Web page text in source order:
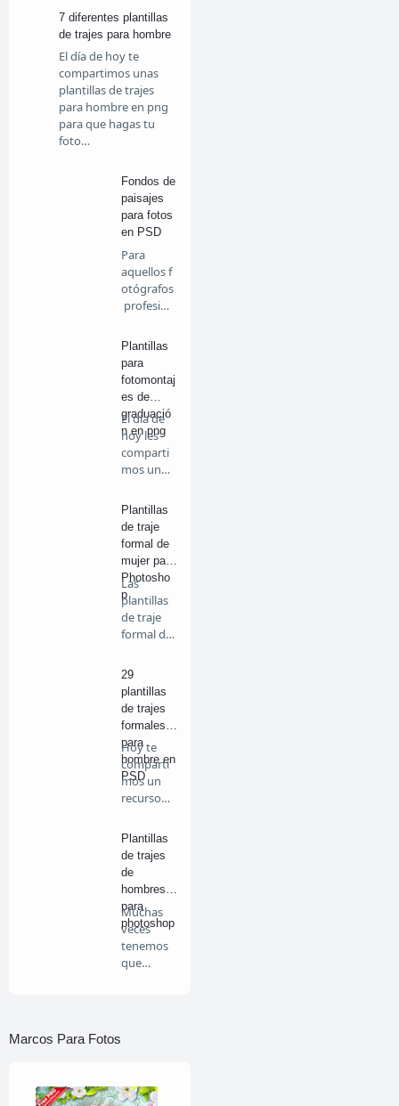
7 diferentes plantillas
de trajes para hombre
El día de hoy te
compartimos unas
plantillas de trajes
para hombre en png
para que hagas tu
foto…
Fondos de
paisajes
para fotos
en PSD
Para
aquellos f
otógrafos
profesion
amat…
Plantillas
para
fotomontaj
es de
graduació
n en png
El día de
hoy les
comparti
mos unas
Plantillas
de traje
formal de
mujer para
Photosho
p
Las
plantillas
de traje
formal de
para…
29
plantillas
de trajes
formales
para
hombre en
PSD
Hoy te
comparti
mos un
recurso
necesario
…
Plantillas
de trajes
de
hombres
para
photoshop
Muchas
veces
tenemos
que
Marcos Para Fotos